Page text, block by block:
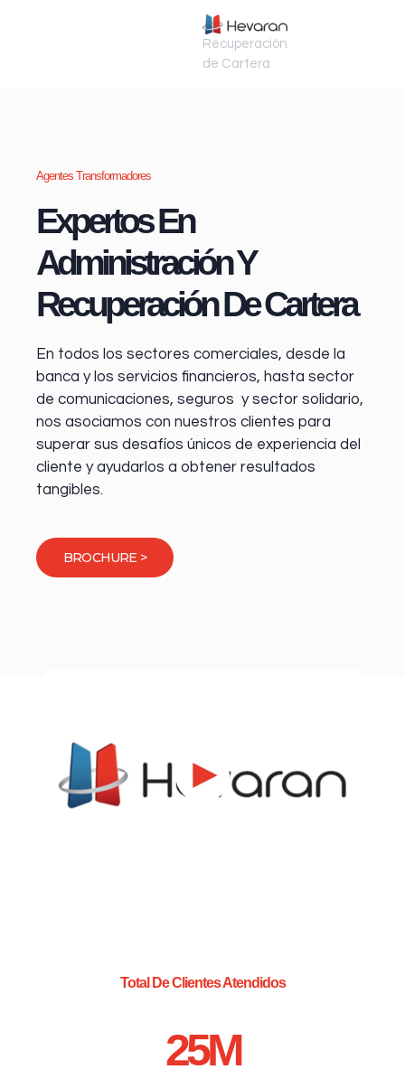
Recuperación
de Cartera
Agentes Transformadores
Expertos En
Administración Y
Recuperación De Cartera
En todos los sectores comerciales, desde la
banca y los servicios financieros, hasta sector
de comunicaciones, seguros y sector solidario,
nos asociamos con nuestros clientes para
superar sus desafíos únicos de experiencia del
cliente y ayudarlos a obtener resultados
tangibles.
BROCHURE >
Total De Clientes Atendidos
25M